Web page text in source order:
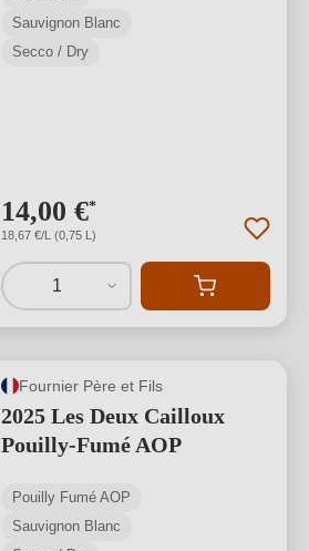
Sauvignon Blanc
Secco / Dry
14,00 €*
18,67 €/L (0,75 L)
1
Fournier Père et Fils
2025 Les Deux Cailloux
Pouilly-Fumé AOP
Pouilly Fumé AOP
Sauvignon Blanc